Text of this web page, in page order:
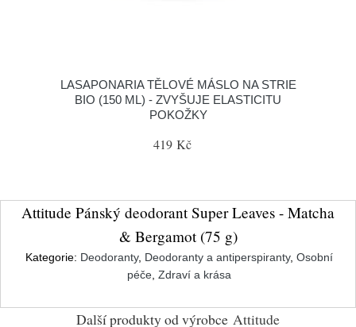
LASAPONARIA TĚLOVÉ MÁSLO NA STRIE
BIO (150 ML) - ZVYŠUJE ELASTICITU
POKOŽKY
419 Kč
Attitude Pánský deodorant Super Leaves - Matcha
& Bergamot (75 g)
Kategorie: Deodoranty, Deodoranty a antiperspiranty, Osobní
péče, Zdraví a krása
Další produkty od výrobce Attitude